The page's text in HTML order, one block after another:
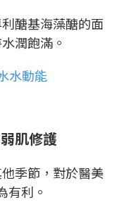
醣基海藻醣的面
潤飽滿。
水動能
肌修護
季節，對於醫美
有利。